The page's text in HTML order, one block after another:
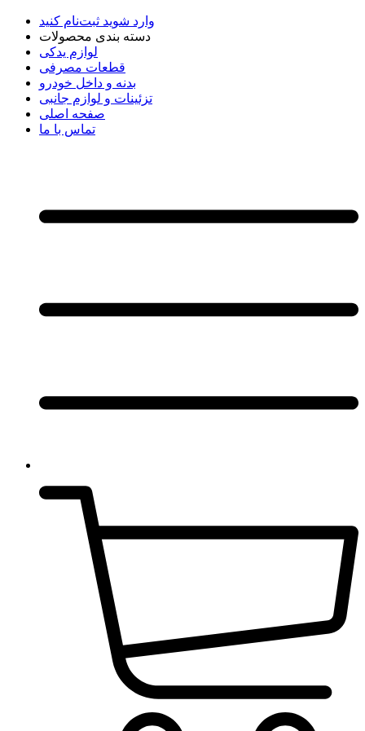
وارد شوید ثبت‌نام کنید
دسته بندی محصولات
لوازم یدکی
قطعات مصرفی
بدنه و داخل خودرو
تزئینات و لوازم جانبی
صفحه اصلی
تماس با ما